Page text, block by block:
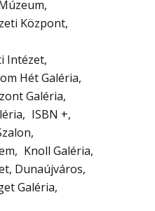
Központ
Intézet
Hét Galéria
Galéria
ISBN +
Knoll Galéria
Dunaújváros
Galéria